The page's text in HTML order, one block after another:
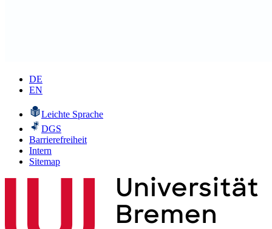
DE
EN
Leichte Sprache
DGS
Barrierefreiheit
Intern
Sitemap